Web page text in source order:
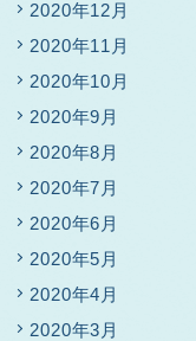
2020年12月
2020年11月
2020年10月
2020年9月
2020年8月
2020年7月
2020年6月
2020年5月
2020年4月
2020年3月